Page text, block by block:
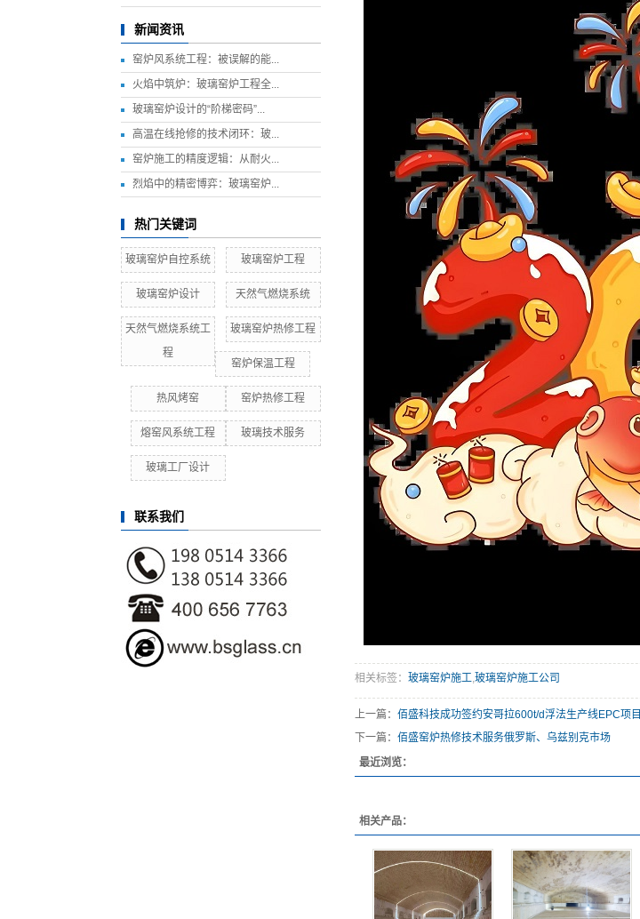
新闻资讯
窑炉风系统工程：被误解的能...
火焰中筑炉：玻璃窑炉工程全...
玻璃窑炉设计的“阶梯密码”...
高温在线抢修的技术闭环：玻...
窑炉施工的精度逻辑：从耐火...
烈焰中的精密博弈：玻璃窑炉...
热门关键词
玻璃窑炉自控系统 玻璃窑炉工程
玻璃窑炉设计 天然气燃烧系统
天然气燃烧系统工
程
玻璃窑炉热修工程
窑炉保温工程
热风烤窑 窑炉热修工程
熔窑风系统工程 玻璃技术服务
玻璃工厂设计
联系我们
相关标签： 玻璃窑炉施工,玻璃窑炉施工公司
上一篇： 佰盛科技成功签约安哥拉600t/d浮法生产线EPC项目
下一篇： 佰盛窑炉热修技术服务俄罗斯、乌兹别克市场
最近浏览：
相关产品：